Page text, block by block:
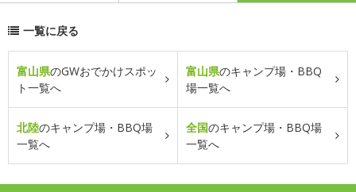
一覧に戻る
富山県のGWおでかけスポッ
ト一覧へ
富山県のキャンプ場・BBQ
場一覧へ
北陸のキャンプ場・BBQ場
一覧へ
全国のキャンプ場・BBQ場
一覧へ